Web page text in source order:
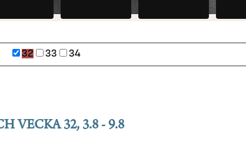
32 33 34
VECKA 32, 3.8 - 9.8